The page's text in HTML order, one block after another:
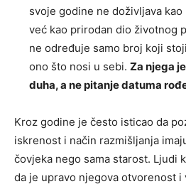
svoje godine ne doživljava
već kao prirodan dio životnog
ne određuje samo broj koji
ono što nosi u sebi. Za njega
duha, a ne pitanje datuma
Kroz godine je često isticao da
iskrenost i način razmišljanja
čovjeka nego sama starost. Ljudi
da je upravo njegova otvorenost i